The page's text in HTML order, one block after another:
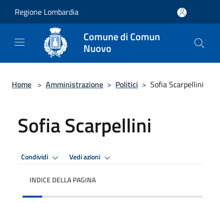
Regione Lombardia
Comune di Comun
Nuovo
Home > Amministrazione > Politici > Sofia Scarpellini
Sofia Scarpellini
Condividi Vedi azioni
INDICE DELLA PAGINA